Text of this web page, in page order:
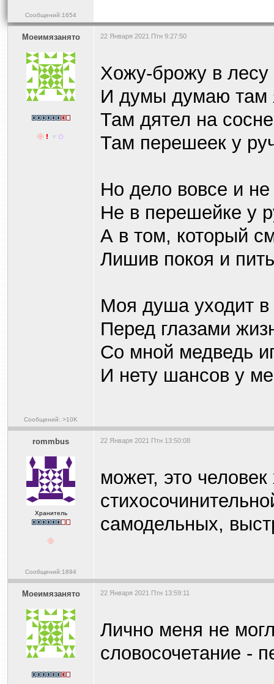
Сообщений:1654
Моеимязанято
Сообщений: >10K
22 Января 2021 Птн 9:27:50
Хожу-брожу в
И думы думаю там
Там дятел на
Там перешеек у
Но дело вовсе и не
Не в перешейке у
А в том, который
Лишив покоя и
Моя душа уходит в
Перед глазами
Со мной медведь
И нету шансов у
rommbus
Хранитель
Сообщений:1894
22 Января 2021 Птн 13:50:08
может, это
самодельных,
Моеимязанято 22 Января 2021 Птн 13:59:11
Лично меня не
словосочетание -